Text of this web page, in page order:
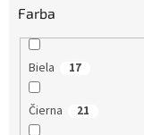
Farba
Biela 17
Čierna 21